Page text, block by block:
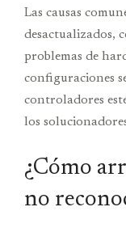
Las causas
desactualizados,
problemas de
configuraciones
controladores
los
¿Cómo
no